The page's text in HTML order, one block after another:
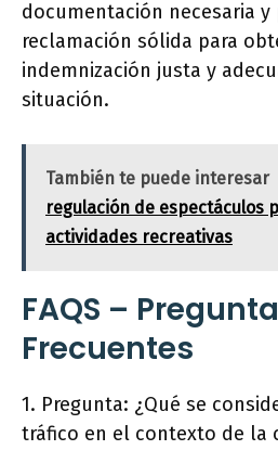
documentación necesaria y
reclamación sólida para
indemnización justa y
situación.
También te puede interesar
regulación de espectáculos
actividades recreativas
FAQS –
Frecuentes
1. Pregunta: ¿Qué se
tráfico en el contexto de la